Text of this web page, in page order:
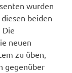
wurden
beiden
Die
neuen
zu üben,
gegenüber